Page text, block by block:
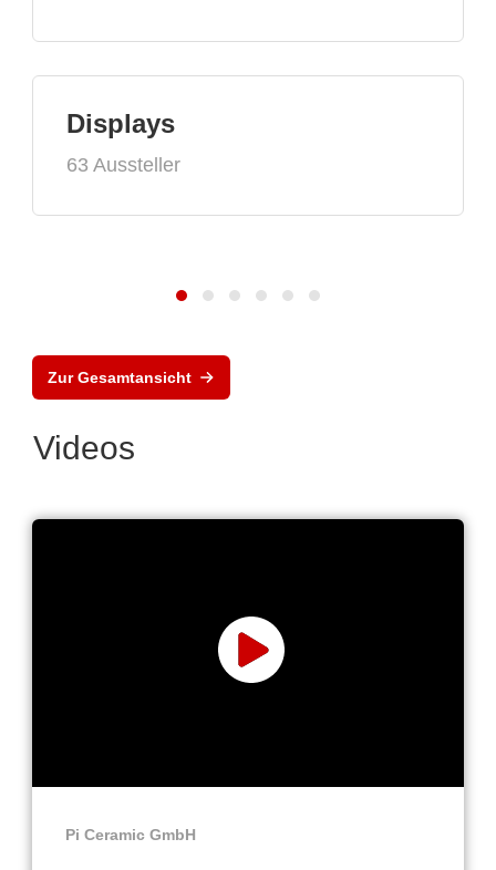
Displays
63 Aussteller
Zur Gesamtansicht
Videos
Pi Ceramic GmbH